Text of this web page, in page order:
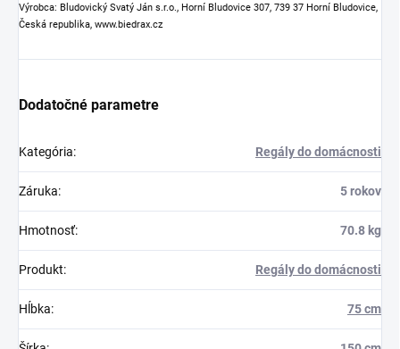
Výrobca: Bludovický Svatý Ján s.r.o., Horní Bludovice 307, 739 37 Horní Bludovice,
Česká republika, www.biedrax.cz
Dodatočné parametre
Kategória: Regály do domácnosti
Záruka: 5 rokov
Hmotnosť: 70.8 kg
Produkt: Regály do domácnosti
Hĺbka: 75 cm